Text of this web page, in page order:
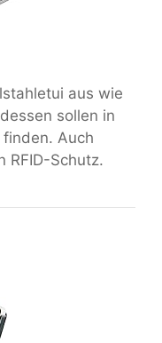
aus wie
sollen in
Auch
RFID-Schutz.